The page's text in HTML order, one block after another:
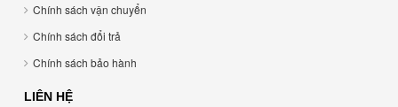
Chính sách vận chuyển
Chính sách đổi trả
Chính sách bảo hành
LIÊN HỆ